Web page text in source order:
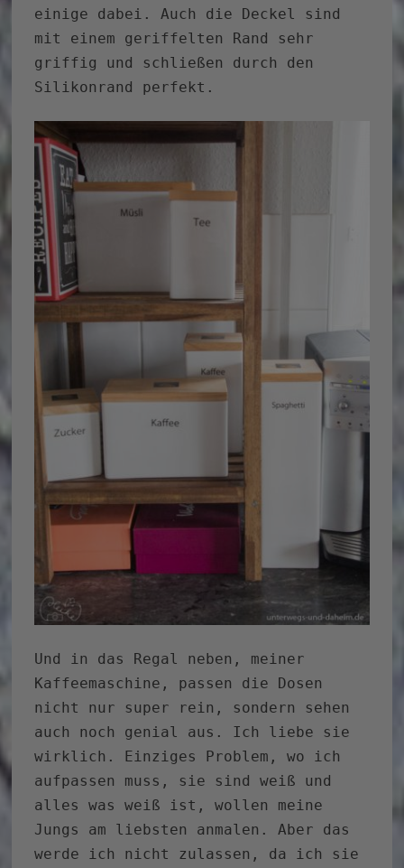
einige dabei. Auch die Deckel sind
mit einem geriffelten Rand sehr
griffig und schließen durch den
Silikonrand perfekt.
Und in das Regal neben, meiner
Kaffeemaschine, passen die Dosen
nicht nur super rein, sondern sehen
auch noch genial aus. Ich liebe sie
wirklich. Einziges Problem, wo ich
aufpassen muss, sie sind weiß und
alles was weiß ist, wollen meine
Jungs am liebsten anmalen. Aber das
werde ich nicht zulassen, da ich sie